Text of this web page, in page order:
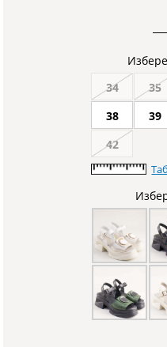
34
35
38
39
42